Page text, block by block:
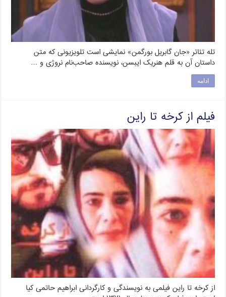
تله تئاتر «جان گابریل بورگمن» نمایشی است تلویزیونی که متن
داستان آن به قلم هنریک ایبسن، نویسنده صاحب‌نام نروژی و …
ادامه
فیلم از کرخه تا راین
از کرخه تا راین فیلمی به نویسندگی و کارگردانی ابراهیم حاتمی کیا